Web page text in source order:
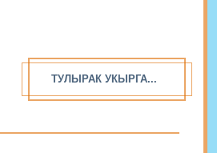
ТУЛЫРАК УКЫРГА...